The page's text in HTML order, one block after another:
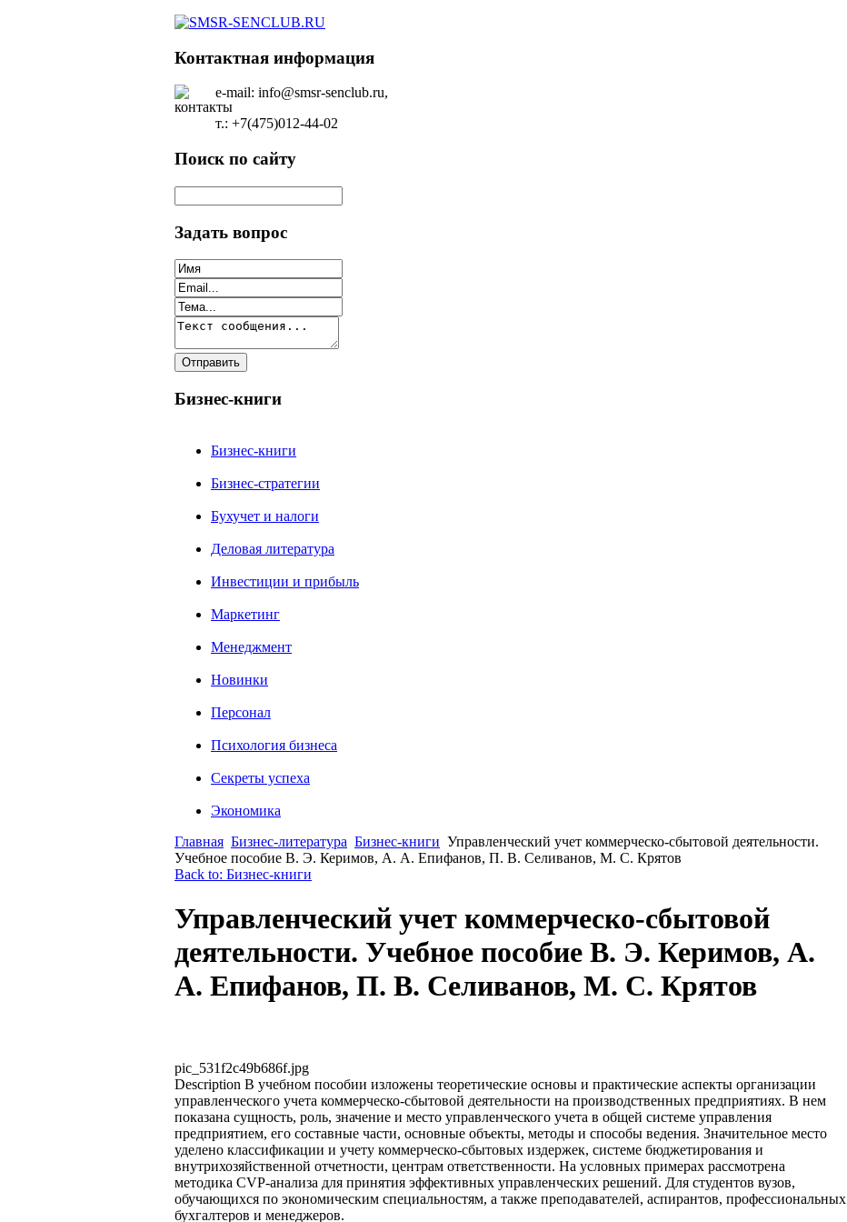
Контактная информация
e-mail: info@smsr-senclub.ru,
т.: +7(475)012-44-02
Поиск по сайту
Задать вопрос
Бизнес-книги
Бизнес-книги
Бизнес-стратегии
Бухучет и налоги
Деловая литература
Инвестиции и прибыль
Маркетинг
Менеджмент
Новинки
Персонал
Психология бизнеса
Секреты успеха
Экономика
Главная Бизнес-литература Бизнес-книги Управленческий учет коммерческо-сбытовой деятельности.
Учебное пособие В. Э. Керимов, А. А. Епифанов, П. В. Селиванов, М. С. Крятов
Back to: Бизнес-книги
Управленческий учет коммерческо-сбытовой
деятельности. Учебное пособие В. Э. Керимов, А.
А. Епифанов, П. В. Селиванов, М. С. Крятов
pic_531f2c49b686f.jpg
Description В учебном пособии изложены теоретические основы и практические аспекты организации
управленческого учета коммерческо-сбытовой деятельности на производственных предприятиях. В нем
показана сущность, роль, значение и место управленческого учета в общей системе управления
предприятием, его составные части, основные объекты, методы и способы ведения. Значительное место
уделено классификации и учету коммерческо-сбытовых издержек, системе бюджетирования и
внутрихозяйственной отчетности, центрам ответственности. На условных примерах рассмотрена
методика CVP-анализа для принятия эффективных управленческих решений. Для студентов вузов,
обучающихся по экономическим специальностям, а также преподавателей, аспирантов, профессиональных
бухгалтеров и менеджеров.